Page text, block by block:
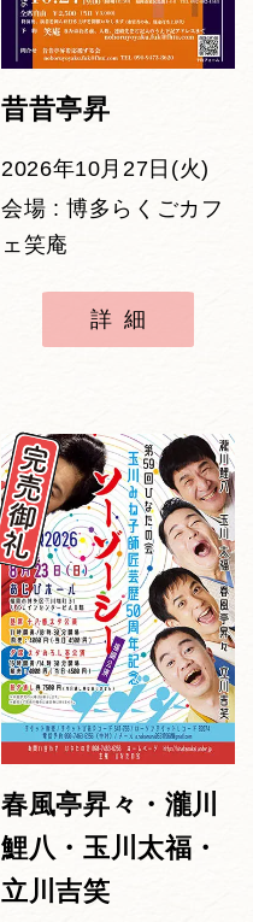
昔昔亭昇
2026年10月27日(火)
会場 : 博多らくごカフ
ェ笑庵
詳細
春風亭昇々・瀧川
鯉八・玉川太福・
立川吉笑